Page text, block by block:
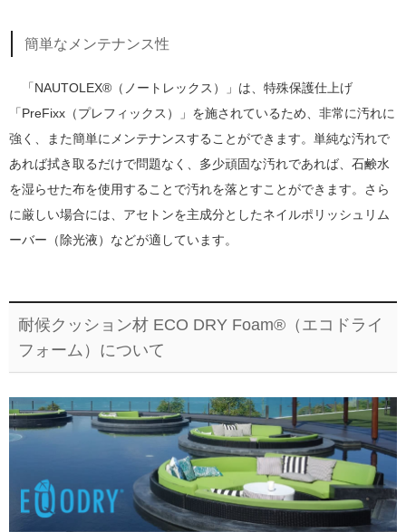
簡単なメンテナンス性
「NAUTOLEX®（ノートレックス）」は、特殊保護仕上げ
「PreFixx（プレフィックス）」を施されているため、非常に汚れに
強く、また簡単にメンテナンスすることができます。単純な汚れで
あれば拭き取るだけで問題なく、多少頑固な汚れであれば、石鹸水
を湿らせた布を使用することで汚れを落とすことができます。さら
に厳しい場合には、アセトンを主成分としたネイルポリッシュリム
ーバー（除光液）などが適しています。
耐候クッション材 ECO DRY Foam®（エコドライ
フォーム）について